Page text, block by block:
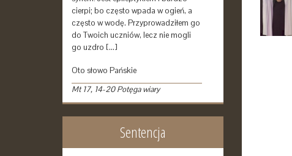
cierpi; bo często wpada w ogień, a
często w wodę. Przyprowadziłem go
do Twoich uczniów, lecz nie mogli
go uzdro […]
Oto słowo Pańskie
Mt 17, 14-20 Potęga wiary
Sentencja